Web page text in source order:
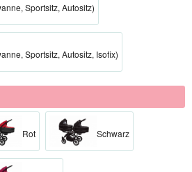
Sportsitz, Autositz)
Sportsitz, Autositz, Isofix)
Rot Schwarz